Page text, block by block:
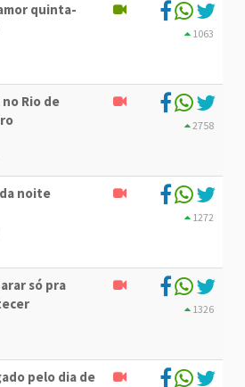
quinta-
1063
Rio de
2758
noite
1272
só pra
1326
pelo dia de